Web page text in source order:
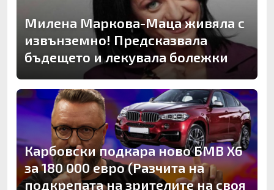
Милена Маркова-Маца живяла с
извънземно! Предсказвала
бъдещето и лекувала болежки
Карбовски подкара ново БМВ Х6
за 180 000 евро (Разчита на
подкрепата на зрителите на своя